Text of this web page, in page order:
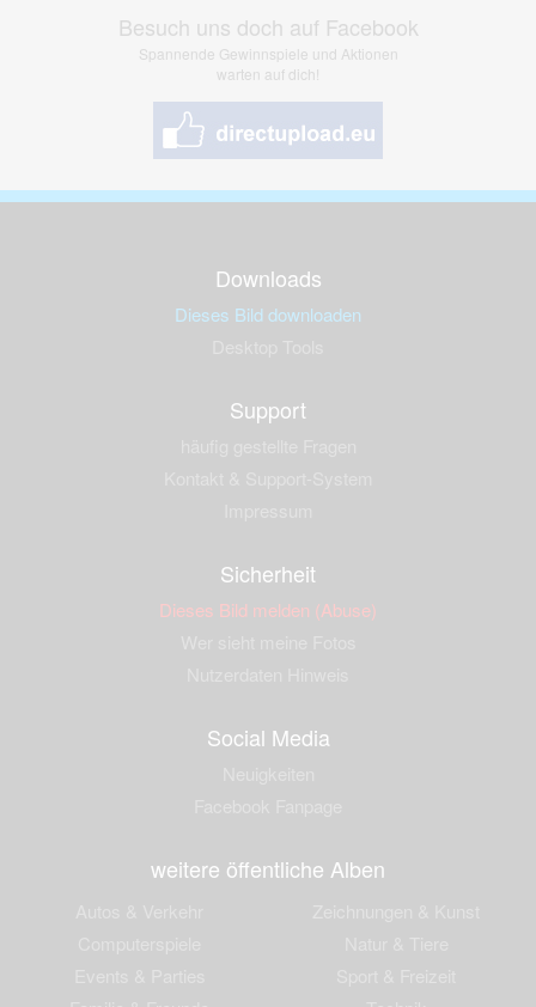
Besuch uns doch auf Facebook
Spannende Gewinnspiele und Aktionen
warten auf dich!
Downloads
Dieses Bild downloaden
Support
Sicherheit
Dieses Bild melden (Abuse)
Social Media
weitere öffentliche Alben